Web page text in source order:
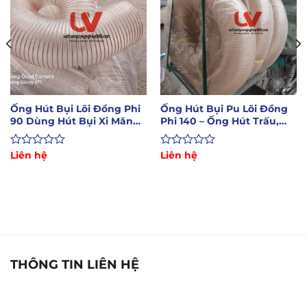
Ống Hút Bụi Lõi Đồng Phi
90 Dùng Hút Bụi Xi Măng,
Mùn Cưa
Được
Liên hệ
Ống Hút Bụi Pu Lõi Đồng
Phi 140 – Ống Hút Trấu,
Mùn Cưa
Được
Liên hệ
THÔNG TIN LIÊN HỆ